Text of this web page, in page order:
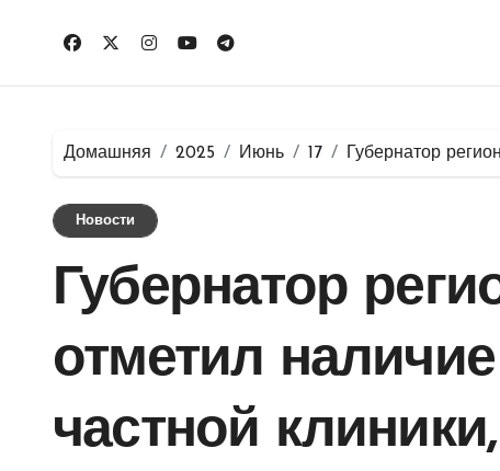
Домашняя 2025 Июнь 17 Губернатор
Новости
Губернатор
отметил
частной